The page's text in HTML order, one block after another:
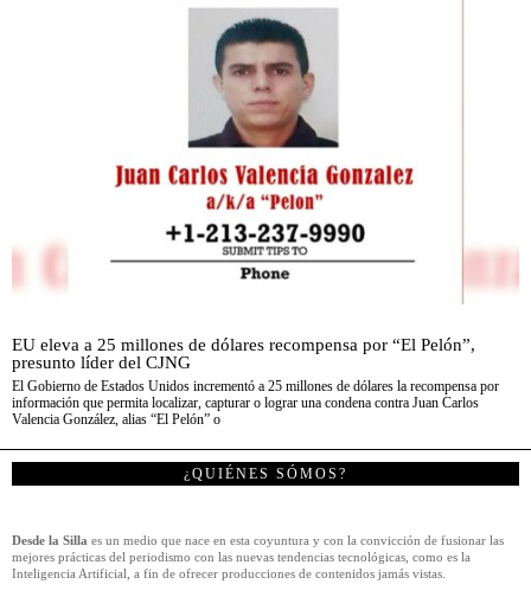
EU eleva a 25 millones de dólares recompensa por “El Pelón”,
presunto líder del CJNG
El Gobierno de Estados Unidos incrementó a 25 millones de dólares la recompensa por
información que permita localizar, capturar o lograr una condena contra Juan Carlos
Valencia González, alias “El Pelón” o
¿QUIÉNES SÓMOS?
Desde la Silla es un medio que nace en esta coyuntura y con la convicción de fusionar las
mejores prácticas del periodismo con las nuevas tendencias tecnológicas, como es la
Inteligencia Artificial, a fin de ofrecer producciones de contenidos jamás vistas.